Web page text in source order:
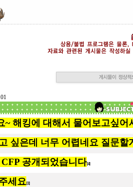
~ 해킹에 대해서 물어보고싶어
싶은데 너무 어렵네요 질문할
공개되었습니다[4]
세요[1]